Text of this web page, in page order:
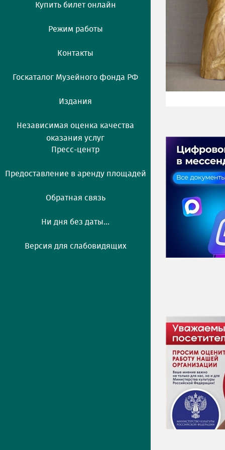
Купить билет онлайн
Режим работы
Контакты
Госкаталог Музейного фонда РФ
Издания
Независимая оценка качества
оказания услуг
Пресс-центр
Предоставление в аренду площадей
Обратная связь
Ни дня без даты...
Версия для слабовидящих